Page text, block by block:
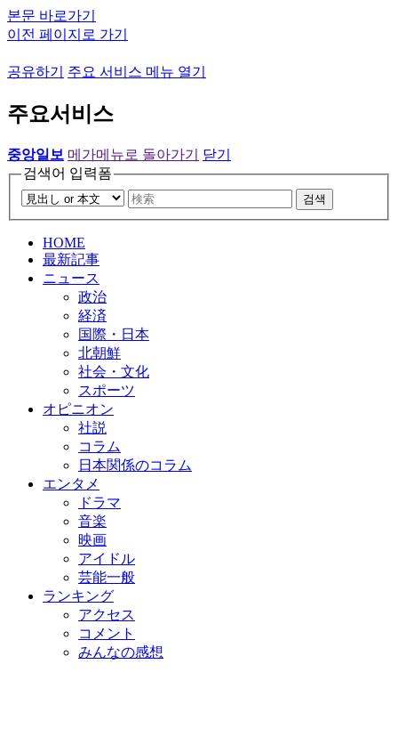
본문 바로가기
이전 페이지로 가기
공유하기 주요 서비스 메뉴 열기
주요서비스
중앙일보 메가메뉴로 돌아가기
닫기
검색어 입력폼
검색
HOME
最新記事
ニュース
政治
経済
国際・日本
北朝鮮
社会・文化
スポーツ
オピニオン
社説
コラム
日本関係のコラム
エンタメ
ドラマ
音楽
映画
アイドル
芸能一般
ランキング
アクセス
コメント
みんなの感想